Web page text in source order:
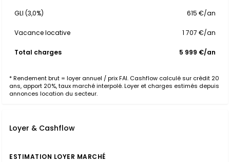
GLI (3,0%) 615 €/an
Vacance locative 1 707 €/an
Total charges 5 999 €/an
* Rendement brut = loyer annuel / prix FAI. Cashflow calculé sur crédit 20
ans, apport 20%, taux marché interpolé. Loyer et charges estimés depuis
annonces location du secteur.
Loyer & Cashflow
ESTIMATION LOYER MARCHÉ